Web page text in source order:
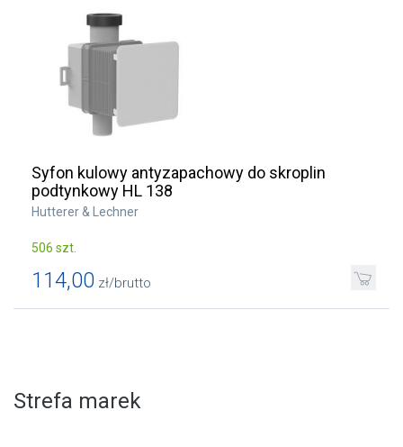
Syfon kulowy antyzapachowy do skroplin
podtynkowy HL 138
Hutterer & Lechner
506 szt.
114,00 zł/brutto
Strefa marek